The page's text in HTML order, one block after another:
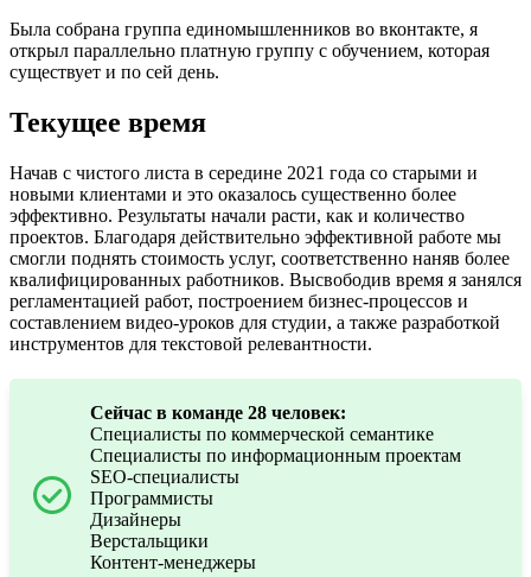
Была собрана группа единомышленников во вконтакте, я
открыл параллельно платную группу с обучением, которая
существует и по сей день.
Текущее время
Начав с чистого листа в середине 2021 года со старыми и
новыми клиентами и это оказалось существенно более
эффективно. Результаты начали расти, как и количество
проектов. Благодаря действительно эффективной работе мы
смогли поднять стоимость услуг, соответственно наняв более
квалифицированных работников. Высвободив время я занялся
регламентацией работ, построением бизнес-процессов и
составлением видео-уроков для студии, а также разработкой
инструментов для текстовой релевантности.
Сейчас в команде 28 человек:
Специалисты по коммерческой семантике
Специалисты по информационным проектам
SEO-специалисты
Программисты
Дизайнеры
Верстальщики
Контент-менеджеры